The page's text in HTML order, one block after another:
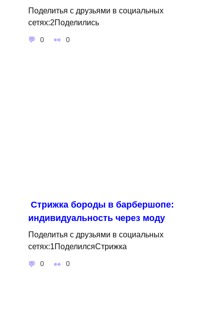
Поделитья с друзьями в социальных
сетях:2Поделились
0 0
Стрижка бороды в барбершопе:
индивидуальность через моду
Поделитья с друзьями в социальных
сетях:1ПоделилсяСтрижка
0 0